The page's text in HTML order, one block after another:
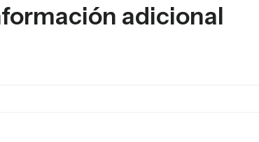
adicional